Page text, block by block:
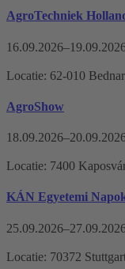
AgroTechniek
Locatie: 62-010
AgroShow
Locatie: 7400
KÁN Egyetemi
Locatie: 70372